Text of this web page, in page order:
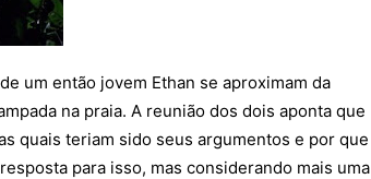
um então jovem Ethan se aproximam da
na praia. A reunião dos dois aponta que
quais teriam sido seus argumentos e por que
para isso, mas considerando mais uma